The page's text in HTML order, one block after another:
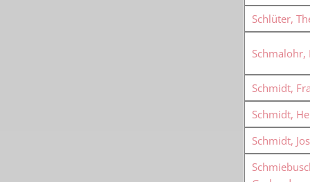
Schlüter,
Schmalohr,
Schmidt,
Schmidt,
Schmidt,